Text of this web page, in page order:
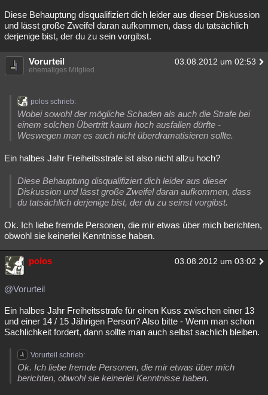
Diese Behauptung disqualifiziert dich leider aus dieser Diskussion
und lässt große Zweifel daran aufkommen, dass du tatsächlich
derjenige bist, der du zu sein vorgibst.
Vorurteil 03.08.2012 um 02:53
ehemaliges Mitglied
polos schrieb:
Wobei sowohl der mögliche Schaden als auch die Strafe bei
einem solchen Übertritt kaum hoch ausfallen dürfte -
Weswegen man es auch nicht überdramatisieren sollte.
Ein halbes Jahr Freiheitsstrafe ist also nicht allzu hoch?
Diese Behauptung disqualifiziert dich leider aus dieser
Diskussion und lässt große Zweifel daran aufkommen, dass
du tatsächlich derjenige bist, der du zu seinst vorgibst.
Ok. Ich liebe fremde Personen, die mir etwas über mich berichten,
obwohl sie keinerlei Kenntnisse haben.
polos 03.08.2012 um 03:02
@Vorurteil
Ein halbes Jahr Freiheitsstrafe für einen Kuss zwischen einer 13
und einer 14 / 15 Jährigen Person? Also bitte - Wenn man schon
Sachlichkeit fordert, dann sollte man auch selbst sachlich bleiben.
Vorurteil schrieb:
Ok. Ich liebe fremde Personen, die mir etwas über mich
berichten, obwohl sie keinerlei Kenntnisse haben.